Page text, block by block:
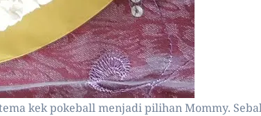
kek pokeball menjadi pilihan Mommy.